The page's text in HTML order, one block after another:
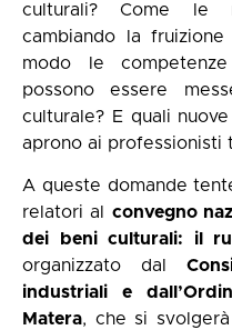
culturali? Come le
cambiando la
modo le
possono essere
culturale? E quali
aprono ai professionisti
A queste domande
relatori al convegno
dei beni culturali: il
organizzato dal
industriali e
Matera, che si